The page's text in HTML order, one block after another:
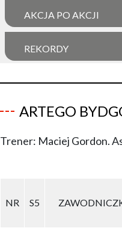
AKCJA PO AKCJI
REKORDY
ARTEGO
Trener: Maciej Gordon.
NR S5
NR S5